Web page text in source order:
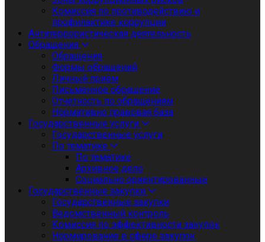
Комиссия по противодействию и
профилактике коррупции
Антитеррористическая деятельность
Обращения
Обращения
Формы обращений
Личный приём
Письменное обращение
Отчетность по обращениям
Нормативно правовая база
Государственные услуги
Государственные услуги
По тематике
По тематике
Архивное дело
Социально ориентированные
Государственные закупки
Государственные закупки
Ведомственный контроль
Комиссия по эффективности закупок
Нормирование в сфере закупок